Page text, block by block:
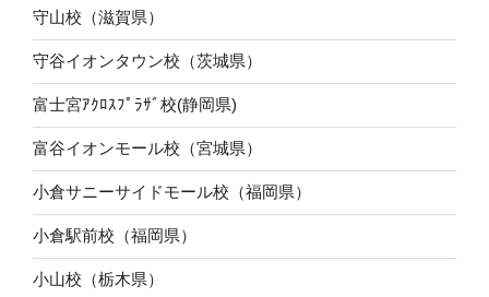
守山校（滋賀県）
守谷イオンタウン校（茨城県）
富士宮ｱｸﾛｽﾌﾟﾗｻﾞ校(静岡県)
富谷イオンモール校（宮城県）
小倉サニーサイドモール校（福岡県）
小倉駅前校（福岡県）
小山校（栃木県）